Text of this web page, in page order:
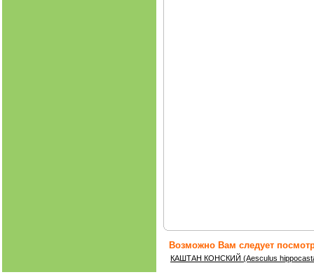
Возможно Вам следует
КАШТАН КОНСКИЙ (Aesculus